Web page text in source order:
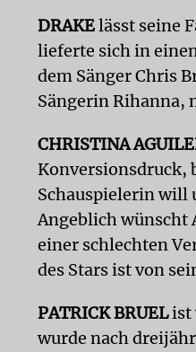
DRAKElässt seine
lieferte sich in
dem Sänger Chris
Sängerin Rihanna,
CHRISTINA
Konversionsdruck,
Schauspielerin will
Angeblich wünscht
einer schlechten
des Stars ist von
PATRICK BRUEList
wurde nach